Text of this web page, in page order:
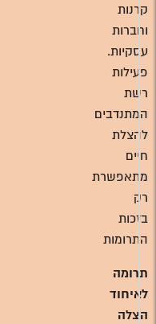
קרנות
וחברות
עסקיות.
פעילות
רשת
המתנדבים
להצלת
חיים
מתאפשרת
רק
בזכות
התרומות
תרומה
לאיחוד
הצלה